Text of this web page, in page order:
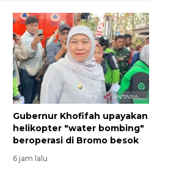
Gubernur Khofifah upayakan
helikopter "water bombing"
beroperasi di Bromo besok
6 jam lalu